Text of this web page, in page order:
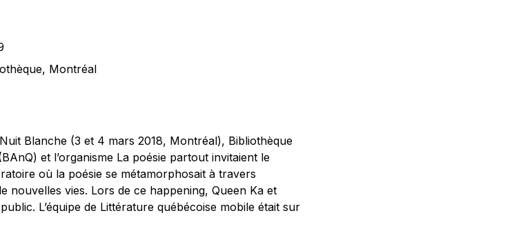
, Montréal
Blanche (3 et 4 mars 2018, Montréal), Bibliothèque
et l’organisme La poésie partout invitaient le
où la poésie se métamorphosait à travers
nouvelles vies. Lors de ce happening, Queen Ka et
L’équipe de Littérature québécoise mobile était sur